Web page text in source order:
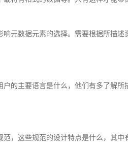
元数据元素的选择。需要根据所描
的主要语言是什么，他们有多了解
，这些规范的设计特点是什么，其中